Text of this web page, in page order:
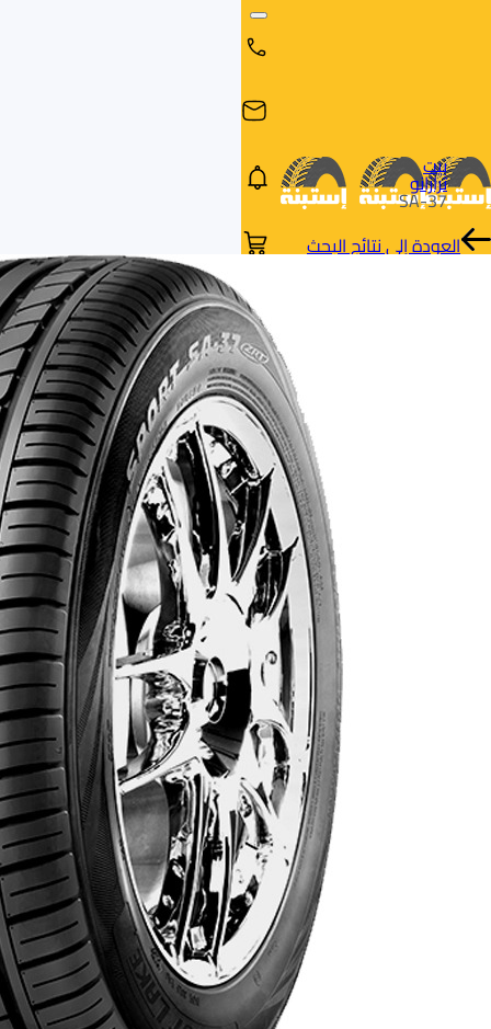
البحث
حسب
العلامة
التجارية
بيت
ترازانو
SA-37
العودة إلى نتائج البحث